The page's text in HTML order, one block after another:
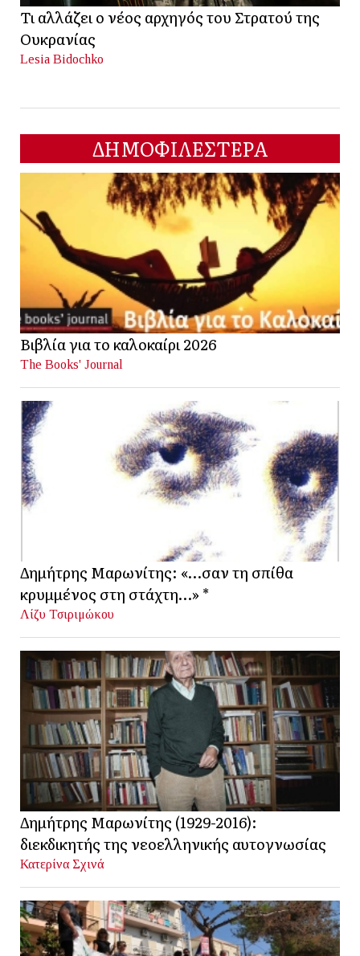
Τι αλλάζει ο νέος αρχηγός του Στρατού της
Ουκρανίας
Lesia Bidochko
ΔΗΜΟΦΙΛΕΣΤΕΡΑ
Βιβλία για το καλοκαίρι 2026
The Books' Journal
Δημήτρης Μαρωνίτης: «…σαν τη σπίθα
κρυμμένος στη στάχτη…» *
Λίζυ Τσιριμώκου
Δημήτρης Μαρωνίτης (1929-2016):
διεκδικητής της νεοελληνικής αυτογνωσίας
Κατερίνα Σχινά